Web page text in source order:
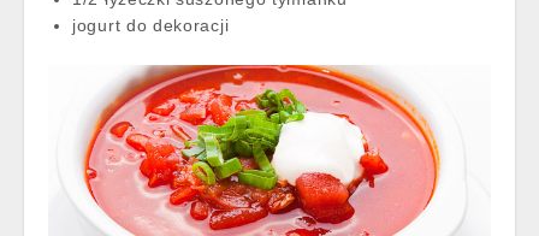
jogurt do dekoracji